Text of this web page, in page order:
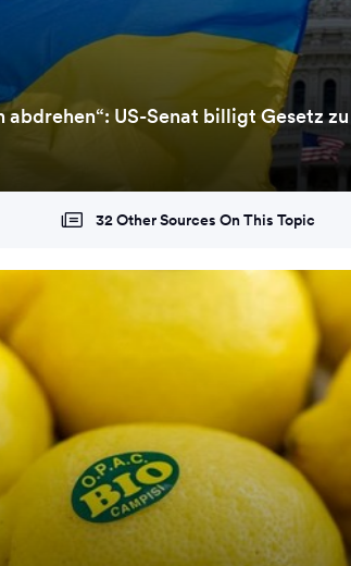
abdrehen“: US-Senat billigt Gesetz
32 Other Sources On This Topic